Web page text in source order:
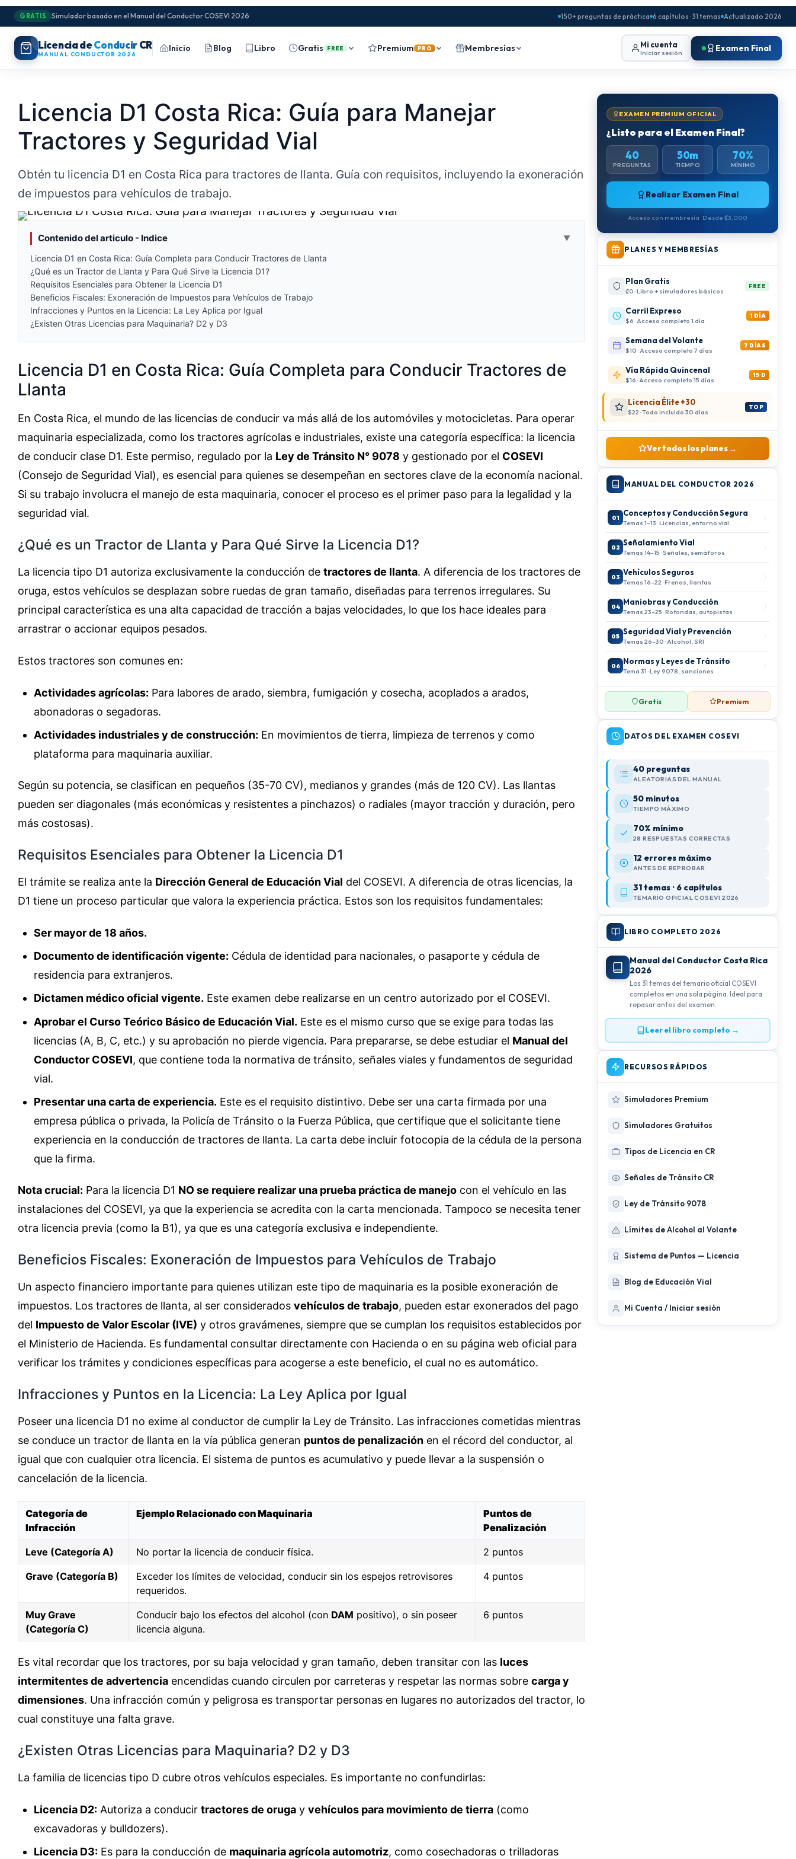
GRATIS Simulador basado en el Manual del Conductor COSEVI 2026 150+ preguntas de práctica 6 capítulos · 31 temas Actualizado 2026
Licencia deConducirCR
MANUAL CONDUCTOR 2026
Inicio Blog Libro Gratis FREE Premium PRO Membresías Mi cuenta
Iniciar sesión Examen Final
Licencia D1 Costa Rica: Guía para Manejar
Tractores y Seguridad Vial
Obtén tu licencia D1 en Costa Rica para tractores de llanta. Guía con requisitos, incluyendo la exoneración
de impuestos para vehículos de trabajo.
Contenido del articulo - Indice ▼
Licencia D1 en Costa Rica: Guía Completa para Conducir Tractores de Llanta
¿Qué es un Tractor de Llanta y Para Qué Sirve la Licencia D1?
Requisitos Esenciales para Obtener la Licencia D1
Beneficios Fiscales: Exoneración de Impuestos para Vehículos de Trabajo
Infracciones y Puntos en la Licencia: La Ley Aplica por Igual
¿Existen Otras Licencias para Maquinaria? D2 y D3
Licencia D1 en Costa Rica: Guía Completa para Conducir Tractores de
Llanta
En Costa Rica, el mundo de las licencias de conducir va más allá de los automóviles y motocicletas. Para operar
maquinaria especializada, como los tractores agrícolas e industriales, existe una categoría específica: la licencia
de conducir clase D1. Este permiso, regulado por la Ley de Tránsito N° 9078 y gestionado por el COSEVI
(Consejo de Seguridad Vial), es esencial para quienes se desempeñan en sectores clave de la economía nacional.
Si su trabajo involucra el manejo de esta maquinaria, conocer el proceso es el primer paso para la legalidad y la
seguridad vial.
¿Qué es un Tractor de Llanta y Para Qué Sirve la Licencia D1?
La licencia tipo D1 autoriza exclusivamente la conducción de tractores de llanta. A diferencia de los tractores de
oruga, estos vehículos se desplazan sobre ruedas de gran tamaño, diseñadas para terrenos irregulares. Su
principal característica es una alta capacidad de tracción a bajas velocidades, lo que los hace ideales para
arrastrar o accionar equipos pesados.
Estos tractores son comunes en:
Actividades agrícolas: Para labores de arado, siembra, fumigación y cosecha, acoplados a arados,
abonadoras o segadoras.
Actividades industriales y de construcción: En movimientos de tierra, limpieza de terrenos y como
plataforma para maquinaria auxiliar.
Según su potencia, se clasifican en pequeños (35-70 CV), medianos y grandes (más de 120 CV). Las llantas
pueden ser diagonales (más económicas y resistentes a pinchazos) o radiales (mayor tracción y duración, pero
más costosas).
Requisitos Esenciales para Obtener la Licencia D1
El trámite se realiza ante la Dirección General de Educación Vial del COSEVI. A diferencia de otras licencias, la
D1 tiene un proceso particular que valora la experiencia práctica. Estos son los requisitos fundamentales:
Ser mayor de 18 años.
Documento de identificación vigente: Cédula de identidad para nacionales, o pasaporte y cédula de
residencia para extranjeros.
Dictamen médico oficial vigente. Este examen debe realizarse en un centro autorizado por el COSEVI.
Aprobar el Curso Teórico Básico de Educación Vial. Este es el mismo curso que se exige para todas las
licencias (A, B, C, etc.) y su aprobación no pierde vigencia. Para prepararse, se debe estudiar el Manual del
Conductor COSEVI, que contiene toda la normativa de tránsito, señales viales y fundamentos de seguridad
vial.
Presentar una carta de experiencia. Este es el requisito distintivo. Debe ser una carta firmada por una
empresa pública o privada, la Policía de Tránsito o la Fuerza Pública, que certifique que el solicitante tiene
experiencia en la conducción de tractores de llanta. La carta debe incluir fotocopia de la cédula de la persona
que la firma.
Nota crucial: Para la licencia D1 NO se requiere realizar una prueba práctica de manejo con el vehículo en las
instalaciones del COSEVI, ya que la experiencia se acredita con la carta mencionada. Tampoco se necesita tener
otra licencia previa (como la B1), ya que es una categoría exclusiva e independiente.
Beneficios Fiscales: Exoneración de Impuestos para Vehículos de Trabajo
Un aspecto financiero importante para quienes utilizan este tipo de maquinaria es la posible exoneración de
impuestos. Los tractores de llanta, al ser considerados vehículos de trabajo, pueden estar exonerados del pago
del Impuesto de Valor Escolar (IVE) y otros gravámenes, siempre que se cumplan los requisitos establecidos por
el Ministerio de Hacienda. Es fundamental consultar directamente con Hacienda o en su página web oficial para
verificar los trámites y condiciones específicas para acogerse a este beneficio, el cual no es automático.
Infracciones y Puntos en la Licencia: La Ley Aplica por Igual
Poseer una licencia D1 no exime al conductor de cumplir la Ley de Tránsito. Las infracciones cometidas mientras
se conduce un tractor de llanta en la vía pública generan puntos de penalización en el récord del conductor, al
igual que con cualquier otra licencia. El sistema de puntos es acumulativo y puede llevar a la suspensión o
cancelación de la licencia.
Categoría de
Infracción
Ejemplo Relacionado con Maquinaria
Puntos de
Penalización
Leve (Categoría A) No portar la licencia de conducir física. 2 puntos
Grave (Categoría B)
Exceder los límites de velocidad, conducir sin los espejos retrovisores
requeridos.
4 puntos
Muy Grave
(Categoría C)
Conducir bajo los efectos del alcohol (con DAM positivo), o sin poseer
licencia alguna.
6 puntos
Es vital recordar que los tractores, por su baja velocidad y gran tamaño, deben transitar con las luces
intermitentes de advertencia encendidas cuando circulen por carreteras y respetar las normas sobre carga y
dimensiones. Una infracción común y peligrosa es transportar personas en lugares no autorizados del tractor, lo
cual constituye una falta grave.
¿Existen Otras Licencias para Maquinaria? D2 y D3
La familia de licencias tipo D cubre otros vehículos especiales. Es importante no confundirlas:
Licencia D2: Autoriza a conducir tractores de oruga y vehículos para movimiento de tierra (como
excavadoras y bulldozers).
Licencia D3: Es para la conducción de maquinaria agrícola automotriz, como cosechadoras o trilladoras
EXAMEN PREMIUM OFICIAL
¿Listo para el Examen Final?
40
PREGUNTAS
50m
TIEMPO
70%
MÍNIMO
Realizar Examen Final
Acceso con membresía · Desde ₡3,000
PLANES Y MEMBRESÍAS
Plan Gratis
₡0 · Libro + simuladores básicos
FREE
Carril Expreso
$6 · Acceso completo 1 día
1 DÍA
Semana del Volante
$10 · Acceso completo 7 días
7 DÍAS
Vía Rápida Quincenal
$16 · Acceso completo 15 días
15 D
Licencia Élite +30
$22 · Todo incluido 30 días
TOP
Ver todos los planes →
MANUAL DEL CONDUCTOR 2026
01
Conceptos y Conducción Segura
Temas 1–13 · Licencias, entorno vial
02
Señalamiento Vial
Temas 14–15 · Señales, semáforos
03
Vehículos Seguros
Temas 16–22 · Frenos, llantas
04
Maniobras y Conducción
Temas 23–25 · Rotondas, autopistas
05
Seguridad Vial y Prevención
Temas 26–30 · Alcohol, SRI
06
Normas y Leyes de Tránsito
Tema 31 · Ley 9078, sanciones
Gratis Premium
DATOS DEL EXAMEN COSEVI
40 preguntas
ALEATORIAS DEL MANUAL
50 minutos
TIEMPO MÁXIMO
70% mínimo
28 RESPUESTAS CORRECTAS
12 errores máximo
ANTES DE REPROBAR
31 temas · 6 capítulos
TEMARIO OFICIAL COSEVI 2026
LIBRO COMPLETO 2026
Manual del Conductor Costa Rica
2026
Los 31 temas del temario oficial COSEVI
completos en una sola página. Ideal para
repasar antes del examen.
Leer el libro completo →
RECURSOS RÁPIDOS
Simuladores Premium
Simuladores Gratuitos
Tipos de Licencia en CR
Señales de Tránsito CR
Ley de Tránsito 9078
Límites de Alcohol al Volante
Sistema de Puntos — Licencia
Blog de Educación Vial
Mi Cuenta / Iniciar sesión